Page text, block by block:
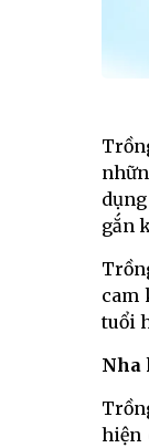
gắn
cam
tuổi
Nha
hiện